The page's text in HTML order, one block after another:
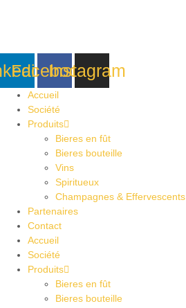
Facebook
Instagram
Accueil
Société
Produits
Bieres en fût
Bieres bouteille
Vins
Spiritueux
Champagnes & Effervescents
Partenaires
Contact
Accueil
Société
Produits
Bieres en fût
Bieres bouteille